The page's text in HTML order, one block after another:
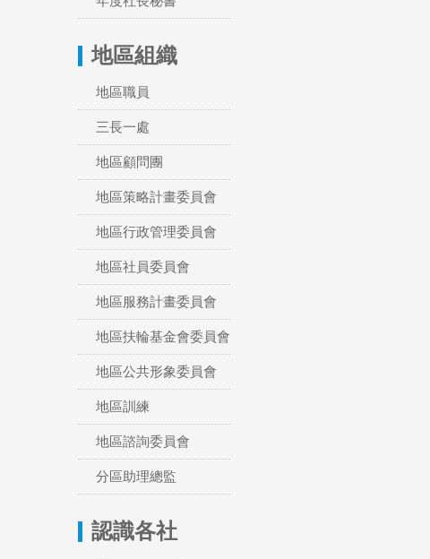
地區組織
地區職員
三長一處
地區顧問團
地區策略計畫委員會
地區行政管理委員會
地區社員委員會
地區服務計畫委員會
地區扶輪基金會委員會
地區公共形象委員會
地區訓練
地區諮詢委員會
分區助理總監
認識各社